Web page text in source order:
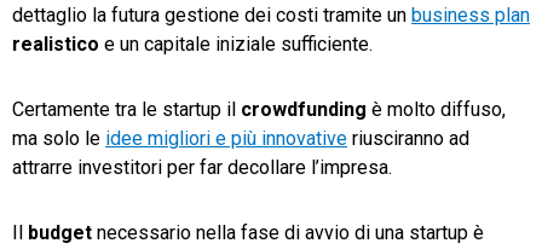
dettaglio la futura gestione dei costi tramite un business plan
realistico e un capitale iniziale sufficiente.
Certamente tra le startup il crowdfunding è molto diffuso,
ma solo le idee migliori e più innovative riusciranno ad
attrarre investitori per far decollare l’impresa.
Il budget necessario nella fase di avvio di una startup è